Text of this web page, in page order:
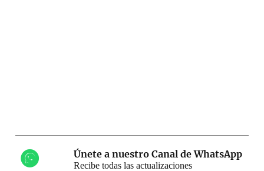
Únete a nuestro Canal de WhatsApp
Recibe todas las actualizaciones